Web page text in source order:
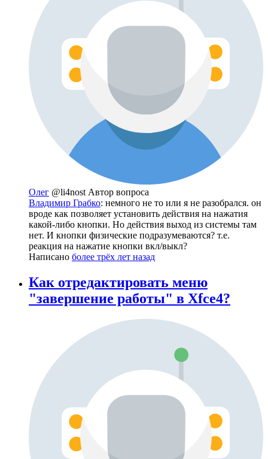
Олег @li4nost Автор вопроса
Владимир Грабко: немного не то или я не разобрался. он
вроде как позволяет установить действия на нажатия
какой-либо кнопки. Но действия выход из системы там
нет. И кнопки физические подразумеваются? т.е.
реакция на нажатие кнопки вкл/выкл?
Написано более трёх лет назад
Как отредактировать меню
"завершение работы" в Xfce4?